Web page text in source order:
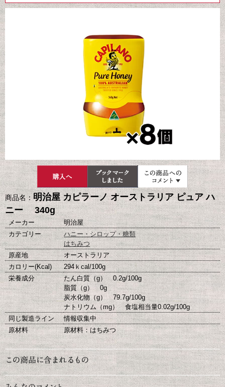
商品名：明治屋 カピラーノ オーストラリア ピュア ハ
ニー 340g
メーカー
明治屋
カテゴリー
ハニー・シロップ・糖類
はちみつ
原産地
オーストラリア
カロリー(Kcal)
294ｋcal/100g
栄養成分
たん白質（g） 0.2g/100g
脂質（g） 0g
炭水化物（g） 79.7g/100g
ナトリウム（mg） 食塩相当量0.02g/100g
同じ製造ライン
情報収集中
原材料
原材料：はちみつ